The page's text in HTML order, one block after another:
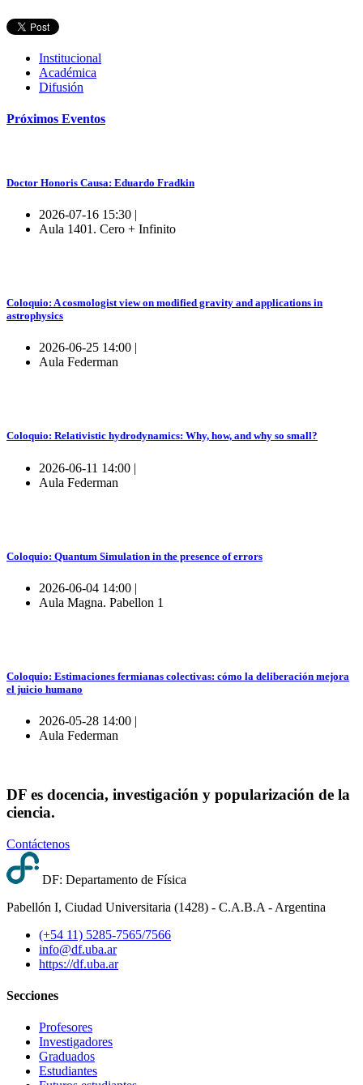
Institucional
Académica
Difusión
Próximos Eventos
Doctor Honoris Causa: Eduardo Fradkin
2026-07-16 15:30 |
Aula 1401. Cero + Infinito
Coloquio: A cosmologist view on modified gravity and applications in
astrophysics
2026-06-25 14:00 |
Aula Federman
Coloquio: Relativistic hydrodynamics: Why, how, and why so small?
2026-06-11 14:00 |
Aula Federman
Coloquio: Quantum Simulation in the presence of errors
2026-06-04 14:00 |
Aula Magna. Pabellon 1
Coloquio: Estimaciones fermianas colectivas: cómo la deliberación mejora
el juicio humano
2026-05-28 14:00 |
Aula Federman
DF es docencia, investigación y popularización de la
ciencia.
Contáctenos
DF: Departamento de Física
Pabellón I, Ciudad Universitaria (1428) - C.A.B.A - Argentina
(+54 11) 5285-7565/7566
info@df.uba.ar
https://df.uba.ar
Secciones
Profesores
Investigadores
Graduados
Estudiantes